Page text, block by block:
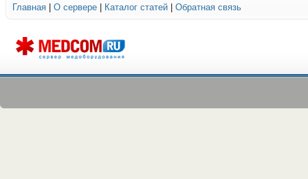
Главная О сервере Каталог статей Обратная связь